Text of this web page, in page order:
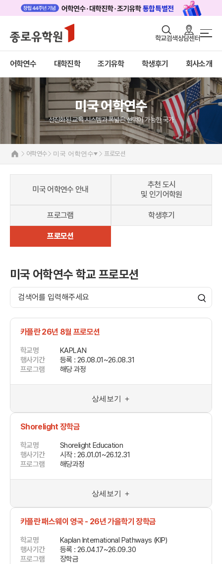
학교검색상담센터
어학연수 대학진학 조기유학 학생후기 회사소개
로그인 회원가입
어학연수
대학진학
조기/캠프
학생후기
고객서비스
유학가이드
종로유학원
미국
미국 어학연수 안내
추천도시 및 인기어학원
프로그램
학생후기
프로모션
캐나다
영국
아일랜드
필리핀
일본
미국 어학연수
선진화된 교육 시스템과 폭넓은 선택이 가능한 국가
어학연수 미국 어학연수 프로모션
미국 어학연수 안내
추천 도시
및 인기어학원
프로그램 학생후기
프로모션
미국 어학연수 학교 프로모션
카플란 26년 8월 프로모션
학교명
KAPLAN
행사기간
등록 : 26.08.01~26.08.31
프로그램
해당 과정
상세보기 ＋
Shorelight 장학금
학교명
Shorelight Education
행사기간
시작 : 26.01.01~26.12.31
프로그램
해당과정
상세보기 ＋
카플란 패스웨이 영국 - 26년 가을학기 장학금
학교명
Kaplan International Pathways (KIP)
행사기간
등록 : 26.04.17~26.09.30
프로그램
장학금